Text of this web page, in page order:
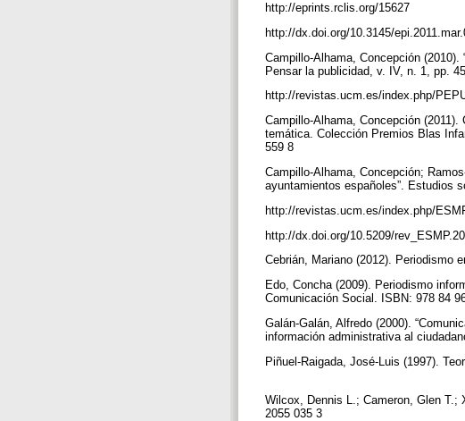
http://eprints.rclis.org/15627
http://dx.doi.org/10.3145/
Campillo-Alhama, Concepción
Pensar la publicidad, v. IV, n. 1, pp.
http://revistas.ucm.es/index.php/
Campillo-Alhama, Concepción
temática. Colección Premios Blas
559 8
Campillo-Alhama, Concepción;
ayuntamientos españoles”. Estudios
http://revistas.ucm.es/index.php/
http://dx.doi.org/10.5209/
Cebrián, Mariano (2012). Periodismo
Edo, Concha (2009). Periodismo
Comunicación Social. ISBN: 978 84
Galán-Galán, Alfredo (2000).
información administrativa al
Piñuel-Raigada, José-Luis (1997).
Wilcox, Dennis L.; Cameron, Glen
2055 035 3